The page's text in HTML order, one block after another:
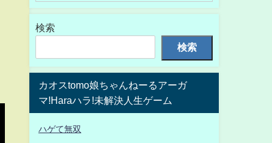
検索
検索
カオスtomo娘ちゃんねーるアーガ
マ!Haraハラ!未解決人生ゲーム
ハゲて無双